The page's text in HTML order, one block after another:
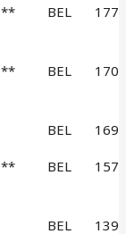
** BEL 177
** BEL 170
BEL 169
** BEL 157
BEL 139